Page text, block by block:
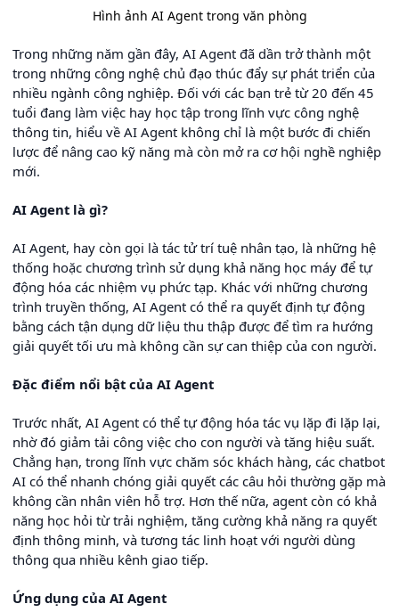
Hình ảnh AI Agent trong văn phòng
Trong những năm gần đây, AI Agent đã dần trở thành một
trong những công nghệ chủ đạo thúc đẩy sự phát triển của
nhiều ngành công nghiệp. Đối với các bạn trẻ từ 20 đến 45
tuổi đang làm việc hay học tập trong lĩnh vực công nghệ
thông tin, hiểu về AI Agent không chỉ là một bước đi chiến
lược để nâng cao kỹ năng mà còn mở ra cơ hội nghề nghiệp
mới.
AI Agent là gì?
AI Agent, hay còn gọi là tác tử trí tuệ nhân tạo, là những hệ
thống hoặc chương trình sử dụng khả năng học máy để tự
động hóa các nhiệm vụ phức tạp. Khác với những chương
trình truyền thống, AI Agent có thể ra quyết định tự động
bằng cách tận dụng dữ liệu thu thập được để tìm ra hướng
giải quyết tối ưu mà không cần sự can thiệp của con người.
Đặc điểm nổi bật của AI Agent
Trước nhất, AI Agent có thể tự động hóa tác vụ lặp đi lặp lại,
nhờ đó giảm tải công việc cho con người và tăng hiệu suất.
Chẳng hạn, trong lĩnh vực chăm sóc khách hàng, các chatbot
AI có thể nhanh chóng giải quyết các câu hỏi thường gặp mà
không cần nhân viên hỗ trợ. Hơn thế nữa, agent còn có khả
năng học hỏi từ trải nghiệm, tăng cường khả năng ra quyết
định thông minh, và tương tác linh hoạt với người dùng
thông qua nhiều kênh giao tiếp.
Ứng dụng của AI Agent